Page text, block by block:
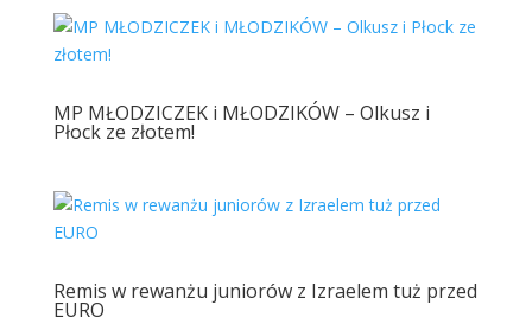
MP MŁODZICZEK i MŁODZIKÓW – Olkusz i
Płock ze złotem!
Remis w rewanżu juniorów z Izraelem tuż przed
EURO